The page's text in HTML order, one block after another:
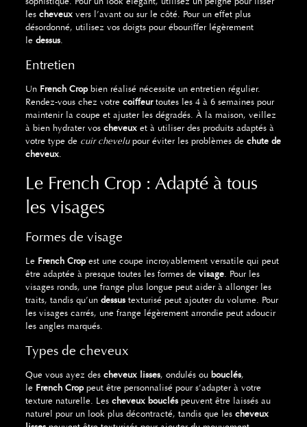
les cheveuxvers l’avant ou sur le côté. Pour un effet plus
désordonné, utilisez vos doigts pour ébouriffer légèrement
le dessus.
Entretien
Un French Cropbien réalisé nécessite un entretien régulier.
Rendez-vous chez votre coiffeurtoutes les 4 à 6 semaines pour
maintenir la coupe et ajuster les dégradés. À la maison, veillez
à bien hydrater vos cheveuxet à utiliser des produits adaptés à
votre type de cuir chevelupour éviter les problèmes de chute de
cheveux.
Le French Crop : Adapté à tous
les visages
Formes de visage
Le French Cropest une coupe incroyablement versatile qui peut
être adaptée à presque toutes les formes de visage. Pour les
visages ronds, une frange plus longue peut aider à allonger les
traits, tandis qu’un dessustexturisé peut ajouter du volume. Pour
les visages carrés, une frange légèrement arrondie peut adoucir
les angles marqués.
Types de cheveux
Que vous ayez des cheveux lisses, ondulés ou bouclés,
le French Croppeut être personnalisé pour s’adapter à votre
texture naturelle. Les cheveux boucléspeuvent être laissés au
naturel pour un look plus décontracté, tandis que les cheveux